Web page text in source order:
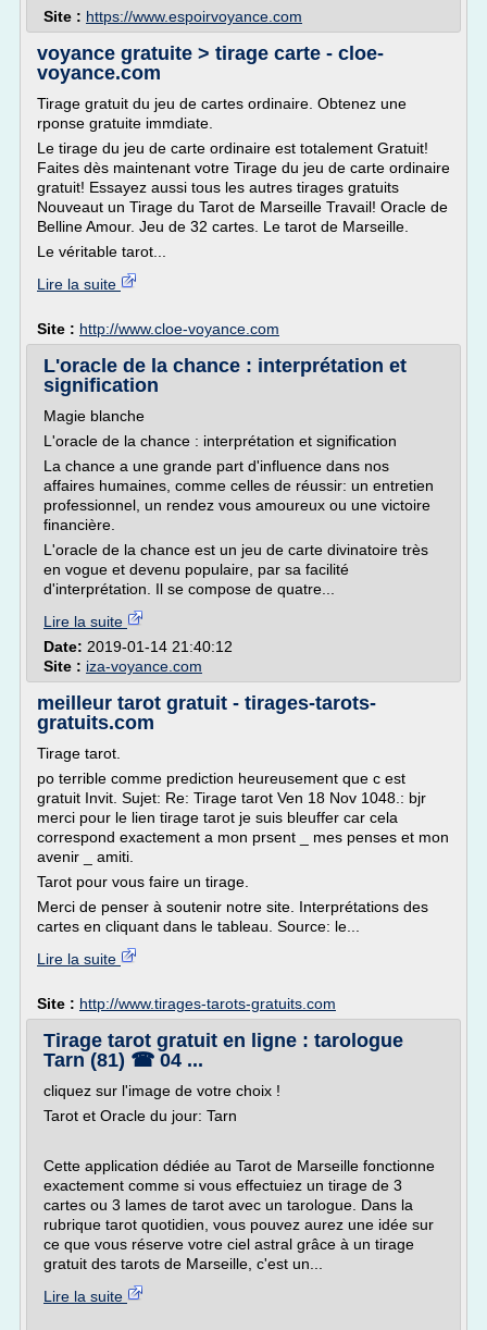
Site : https://www.espoirvoyance.com
voyance gratuite > tirage carte - cloe-
voyance.com
Tirage gratuit du jeu de cartes ordinaire. Obtenez une
rponse gratuite immdiate.
Le tirage du jeu de carte ordinaire est totalement Gratuit!
Faites dès maintenant votre Tirage du jeu de carte ordinaire
gratuit! Essayez aussi tous les autres tirages gratuits
Nouveaut un Tirage du Tarot de Marseille Travail! Oracle de
Belline Amour. Jeu de 32 cartes. Le tarot de Marseille.
Le véritable tarot...
Lire la suite
Site : http://www.cloe-voyance.com
L'oracle de la chance : interprétation et
signification
Magie blanche
L'oracle de la chance : interprétation et signification
La chance a une grande part d'influence dans nos
affaires humaines, comme celles de réussir: un entretien
professionnel, un rendez vous amoureux ou une victoire
financière.
L'oracle de la chance est un jeu de carte divinatoire très
en vogue et devenu populaire, par sa facilité
d'interprétation. Il se compose de quatre...
Lire la suite
Date: 2019-01-14 21:40:12
Site : iza-voyance.com
meilleur tarot gratuit - tirages-tarots-
gratuits.com
Tirage tarot.
po terrible comme prediction heureusement que c est
gratuit Invit. Sujet: Re: Tirage tarot Ven 18 Nov 1048.: bjr
merci pour le lien tirage tarot je suis bleuffer car cela
correspond exactement a mon prsent _ mes penses et mon
avenir _ amiti.
Tarot pour vous faire un tirage.
Merci de penser à soutenir notre site. Interprétations des
cartes en cliquant dans le tableau. Source: le...
Lire la suite
Site : http://www.tirages-tarots-gratuits.com
Tirage tarot gratuit en ligne : tarologue
Tarn (81) ☎ 04 ...
cliquez sur l'image de votre choix !
Tarot et Oracle du jour: Tarn
Cette application dédiée au Tarot de Marseille fonctionne
exactement comme si vous effectuiez un tirage de 3
cartes ou 3 lames de tarot avec un tarologue. Dans la
rubrique tarot quotidien, vous pouvez aurez une idée sur
ce que vous réserve votre ciel astral grâce à un tirage
gratuit des tarots de Marseille, c'est un...
Lire la suite